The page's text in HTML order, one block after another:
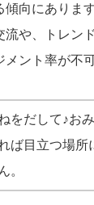
傾向にありま
流や、トレン
ント率が不
をだして♪お
ば目立つ場所
。